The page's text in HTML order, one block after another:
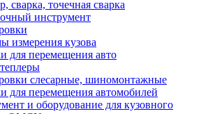
сварка, точечная сварка
инструмент
измерения кузова
для перемещения авто
слесарные, шиномонтажные
для перемещения автомобилей
и оборудование для кузовного